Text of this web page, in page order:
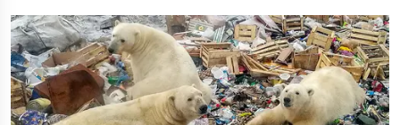
નોકરી-ધંધામાં પ્રગતિ... આ